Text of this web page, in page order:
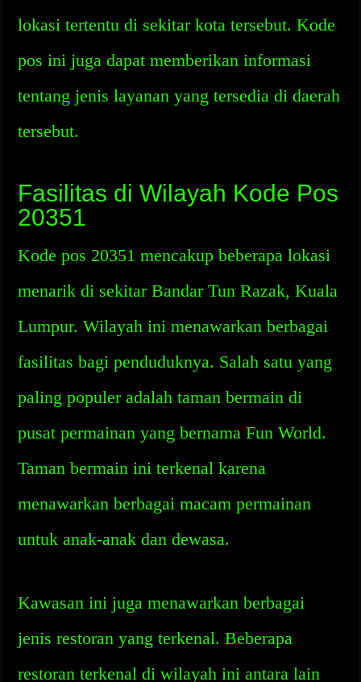
lokasi tertentu di sekitar kota tersebut. Kode
pos ini juga dapat memberikan informasi
tentang jenis layanan yang tersedia di daerah
tersebut.
Fasilitas di Wilayah Kode Pos
20351
Kode pos 20351 mencakup beberapa lokasi
menarik di sekitar Bandar Tun Razak, Kuala
Lumpur. Wilayah ini menawarkan berbagai
fasilitas bagi penduduknya. Salah satu yang
paling populer adalah taman bermain di
pusat permainan yang bernama Fun World.
Taman bermain ini terkenal karena
menawarkan berbagai macam permainan
untuk anak-anak dan dewasa.
Kawasan ini juga menawarkan berbagai
jenis restoran yang terkenal. Beberapa
restoran terkenal di wilayah ini antara lain